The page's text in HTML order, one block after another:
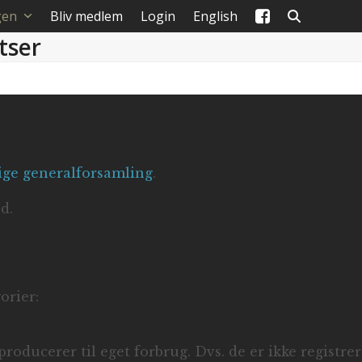
Bliv medlem Login English
generalforsamling.
til eget forbrug. Dvs. de er ikke